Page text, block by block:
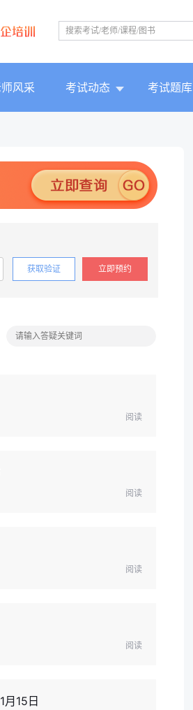
风采 考试动态 考试题库
获取验证 立即预约
阅读
阅读
阅读
阅读
15日